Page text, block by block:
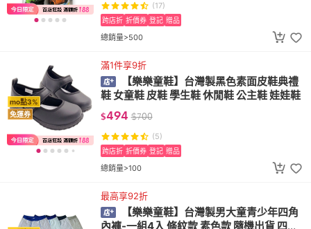
(17)
總銷量>500
跨店折 折價券 登記 贈品
mo點3%
免運券
滿1件享9折
【樂樂童鞋】台灣製黑色素面皮鞋典禮
鞋 女童鞋 皮鞋 學生鞋 休閒鞋 公主鞋 娃娃鞋
$494 $700
(5)
總銷量>100
跨店折 折價券 登記 贈品
最高享92折
【樂樂童鞋】台灣製男大童青少年四角
內褲-一組4入 條紋款 素色款 隨機出貨 四角